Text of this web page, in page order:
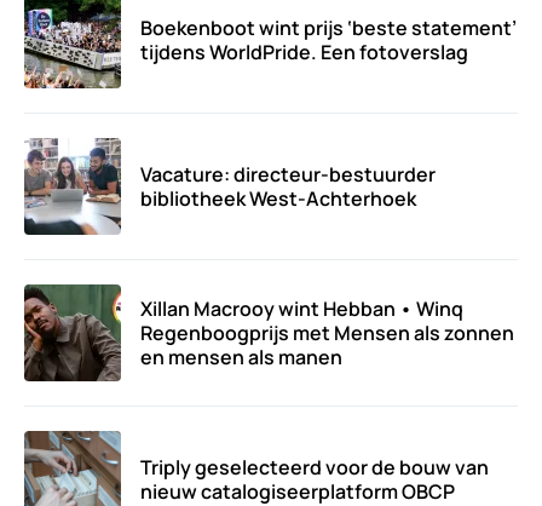
Boekenboot wint prijs ‘beste statement’
tijdens WorldPride. Een fotoverslag
Vacature: directeur-bestuurder
bibliotheek West-Achterhoek
Xillan Macrooy wint Hebban • Winq
Regenboogprijs met Mensen als zonnen
en mensen als manen
Triply geselecteerd voor de bouw van
nieuw catalogiseerplatform OBCP